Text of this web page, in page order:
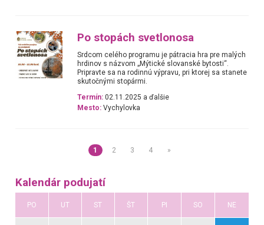
Po stopách svetlonosa
Srdcom celého programu je pátracia hra pre malých
hrdinov s názvom „Mýtické slovanské bytosti“.
Pripravte sa na rodinnú výpravu, pri ktorej sa stanete
skutočnými stopármi.
Termín: 02.11.2025 a ďalšie
Mesto: Vychylovka
1 2 3 4 »
Kalendár podujatí
PO UT ST ŠT PI SO NE